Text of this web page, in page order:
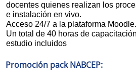
docentes quienes realizan los
e instalación en vivo.
Acceso 24/7 a la plataforma Moodle.
Un total de 40 horas de
estudio incluidos
Promoción pack NABCEP: